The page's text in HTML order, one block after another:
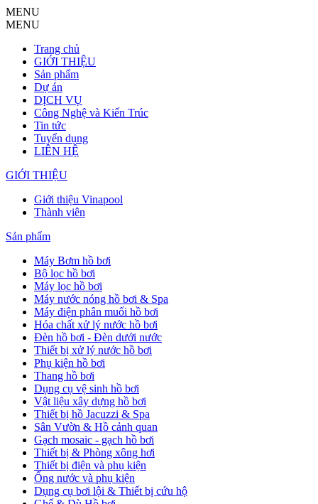
MENU
MENU
Trang chủ
GIỚI THIỆU
Sản phẩm
Dự án
DỊCH VỤ
Công Nghệ và Kiến Trúc
Tin tức
Tuyển dụng
LIÊN HỆ
GIỚI THIỆU
Giới thiệu Vinapool
Thành viên
Sản phẩm
Máy Bơm hồ bơi
Bộ lọc hồ bơi
Máy lọc hồ bơi
Máy nước nóng hồ bơi & Spa
Máy điện phân muối hồ bơi
Hóa chất xử lý nước hồ bơi
Đèn hồ bơi - Đèn dưới nước
Thiết bị xử lý nước hồ bơi
Phụ kiện hồ bơi
Thang hồ bơi
Dụng cụ vệ sinh hồ bơi
Vật liệu xây dựng hồ bơi
Thiết bị hồ Jacuzzi & Spa
Sân Vườn & Hồ cảnh quan
Gạch mosaic - gạch hồ bơi
Thiết bị & Phòng xông hơi
Thiết bị điện và phụ kiện
Ống nước và phụ kiện
Dụng cụ bơi lội & Thiết bị cứu hộ